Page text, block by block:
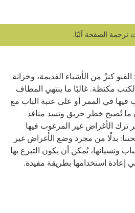
ترجمة الصفحة آليًا.
كنزٌ من الأشياء القديمة، وخزانة
مكتظة. غالبًا ما ينتهي المطاف
فيها في الممر أو على عتبة الباب مع
ما تُصبح خطر حريق وتسد منافذ
ترك الأغراض غير المرغوب فيها
بدلًا من مجرد وضع الأغراض غير
ونسيانها، يُمكن أن يكون التبرع بها
إعادة استخدامها بطريقة مفيدة.